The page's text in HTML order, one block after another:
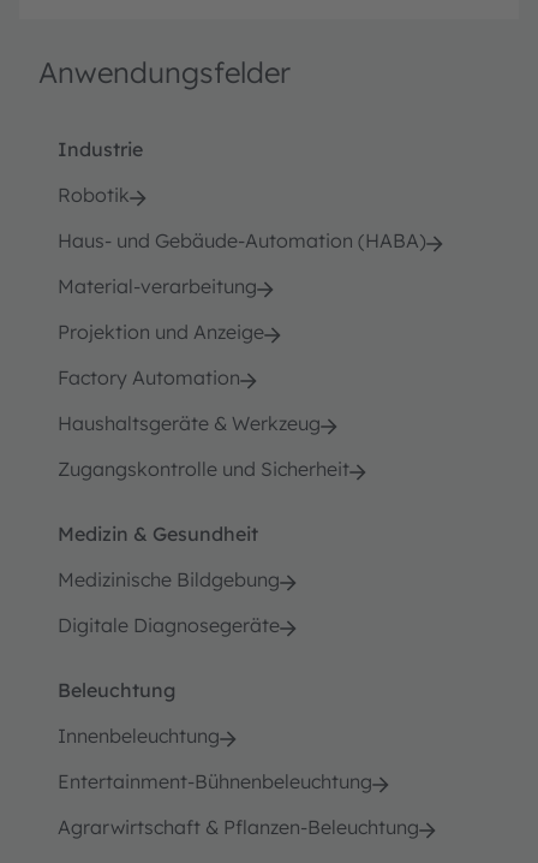
Anwendungsfelder
Industrie
Robotik
Haus- und Gebäude-Automation (HABA)
Material-verarbeitung
Projektion und Anzeige
Factory Automation
Haushaltsgeräte & Werkzeug
Zugangskontrolle und Sicherheit
Medizin & Gesundheit
Medizinische Bildgebung
Digitale Diagnosegeräte
Beleuchtung
Innenbeleuchtung
Entertainment-Bühnenbeleuchtung
Agrarwirtschaft & Pflanzen-Beleuchtung